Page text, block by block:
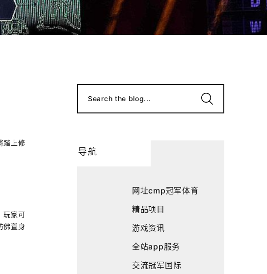
踏上修
玩家可
佛置身
Search the blog...
导航
网址cmp冠军体育
精品项目
游戏资讯
全站app服务
交流冠军国际